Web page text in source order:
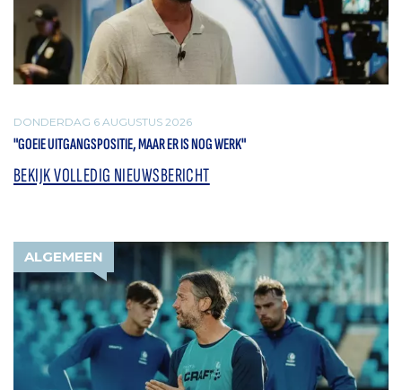
DONDERDAG 6 AUGUSTUS 2026
"GOEIE UITGANGSPOSITIE, MAAR ER IS NOG WERK"
BEKIJK VOLLEDIG NIEUWSBERICHT
ALGEMEEN